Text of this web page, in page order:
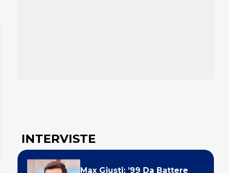
INTERVISTE
Max Giusti: ’99 Da Battere